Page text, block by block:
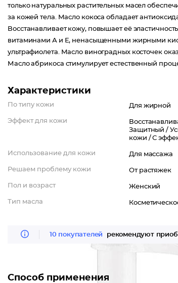
только натуральных растительных масел
за кожей тела. Масло кокоса обладает
Восстанавливает кожу, повышает её
витаминами А и Е, ненасыщенными жирными
ультрафиолета. Масло виноградных косточек
Масло абрикоса стимулирует естественный
Характеристики
По типу кожи Для жирной
Эффект для кожи
Защитный /
кожи /С
Использование для кожи Для массажа
Решаем проблему кожи От растяжек
Пол и возраст Женский
Тип масла
10 покупателей рекомендуют
Способ применения